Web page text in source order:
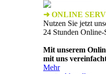
➜ ONLINE
Nutzen Sie jetzt
24 Stunden Online-
Mit unserem
mit uns
Mehr